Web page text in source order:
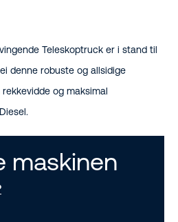
Teleskoptruck er i stand til
denne robuste og allsidige
og maksimal
maskinen